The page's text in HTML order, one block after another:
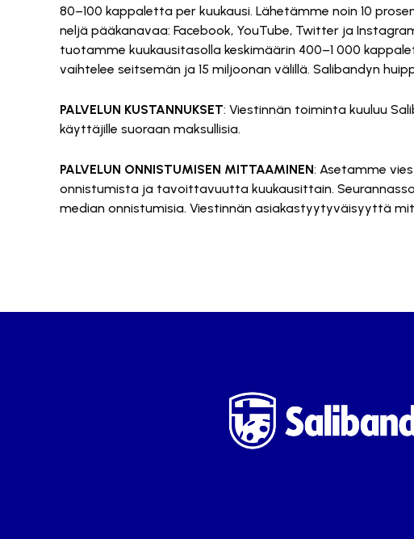
80–100 kappaletta per kuukausi. Lähetämme noin 10
neljä pääkanavaa: Facebook, YouTube, Twitter ja
tuotamme kuukausitasolla keskimäärin 400–1 000
vaihtelee seitsemän ja 15 miljoonan välillä. Salibandyn
PALVELUN KUSTANNUKSET: Viestinnän toiminta kuuluu
käyttäjille suoraan maksullisia.
PALVELUN ONNISTUMISEN MITTAAMINEN: Asetamme
onnistumista ja tavoittavuutta kuukausittain.
median onnistumisia. Viestinnän asiakastyytyväisyyttä